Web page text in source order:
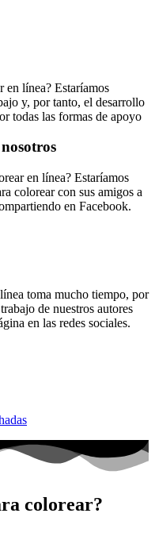
en línea? Estaríamos
y, por tanto, el desarrollo
todas las formas de apoyo
en línea? Estaríamos
colorear con sus amigos a
en Facebook.
toma mucho tiempo, por
de nuestros autores
en las redes sociales.
colorear?